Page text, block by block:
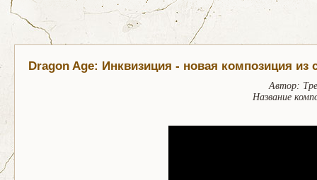
Dragon Age: Инквизиция - новая композиция из
Автор:
Название